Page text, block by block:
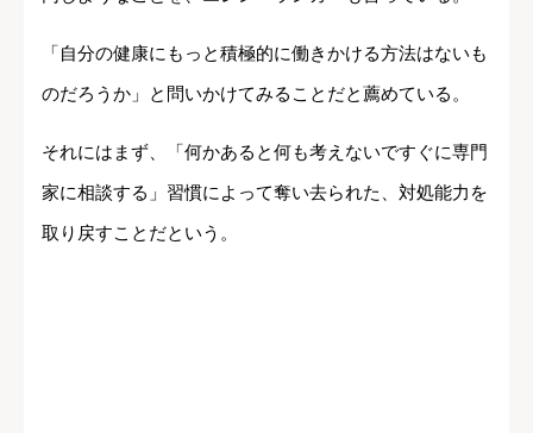
「自分の健康にもっと積極的に働きかける方法はないも
のだろうか」と問いかけてみることだと薦めている。
それにはまず、「何かあると何も考えないですぐに専門
家に相談する」習慣によって奪い去られた、対処能力を
取り戻すことだという。